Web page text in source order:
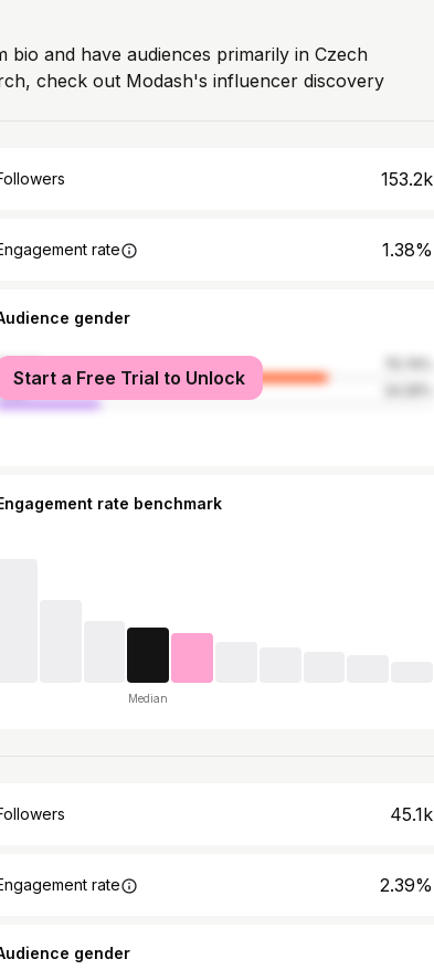
and have audiences primarily in Czech
check out Modash's influencer discovery
153.2k
rate 1.38%
gender
Start a Free Trial to Unlock
rate benchmark
Median
45.1k
rate 2.39%
gender